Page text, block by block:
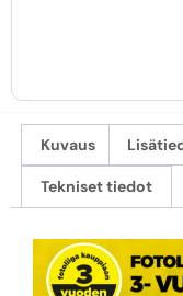
Kuvaus
Tekniset tiedot